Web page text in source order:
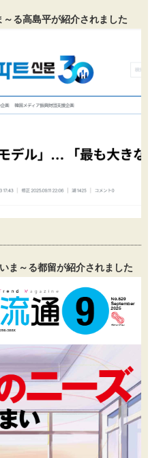
る高島平が紹介されました
ま～る都留が紹介されました